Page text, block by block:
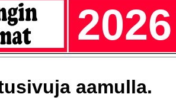
2026
aamulla.